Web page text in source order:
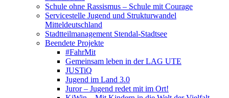
Schule ohne Rassismus – Schule mit Courage
Servicestelle Jugend und Strukturwandel
Mitteldeutschland
Stadtteilmanagement Stendal-Stadtsee
Beendete Projekte
#FahrMit
Gemeinsam leben in der LAG UTE
JUSTiQ
Jugend im Land 3.0
Juror – Jugend redet mit im Ort!